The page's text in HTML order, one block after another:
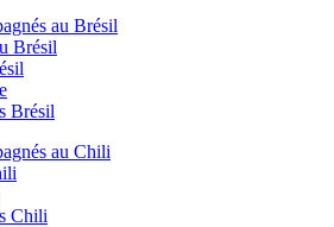
au Brésil
Brésil
Brésil
au Chili
Chili